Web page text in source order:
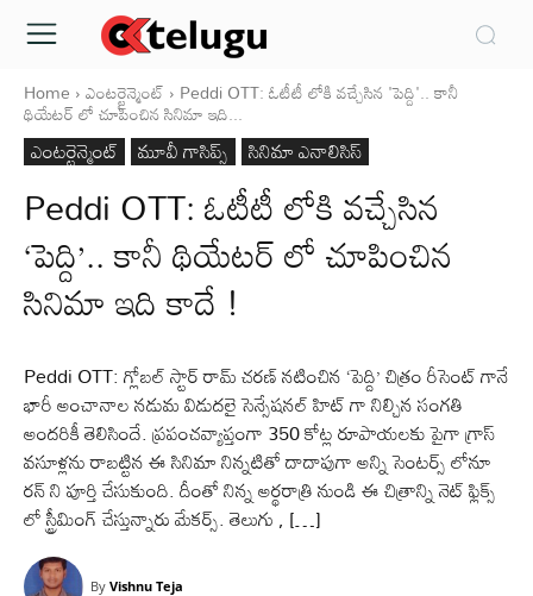
Home ఎంటర్టైన్మెంట్ Peddi OTT: ఓటీటీ లోకి వచ్చేసిన 'పెద్ది'.. కానీ
థియేటర్ లో చూపించిన సినిమా ఇది...
ఎంటర్టైన్మెంట్ మూవీ గాసిప్స్ సినిమా ఎనాలిసిస్
Peddi OTT: ఓటీటీ లోకి వచ్చేసిన
‘పెద్ది’.. కానీ థియేటర్ లో చూపించిన
సినిమా ఇది కాదే !
Peddi OTT: గ్లోబల్ స్టార్ రామ్ చరణ్ నటించిన ‘పెద్ది’ చిత్రం రీసెంట్ గానే
భారీ అంచానాల నడుమ విడుదలై సెన్సేషనల్ హిట్ గా నిల్చిన సంగతి
అందరికీ తెలిసిందే. ప్రపంచవ్యాప్తంగా 350 కోట్ల రూపాయలకు పైగా గ్రాస్
వసూళ్లను రాబట్టిన ఈ సినిమా నిన్నటితో దాదాపుగా అన్ని సెంటర్స్ లోనూ
రన్ ని పూర్తి చేసుకుంది. దీంతో నిన్న అర్థరాత్రి నుండి ఈ చిత్రాన్ని నెట్ ఫ్లిక్స్
లో స్ట్రీమింగ్ చేస్తున్నారు మేకర్స్. తెలుగు , […]
By Vishnu Teja